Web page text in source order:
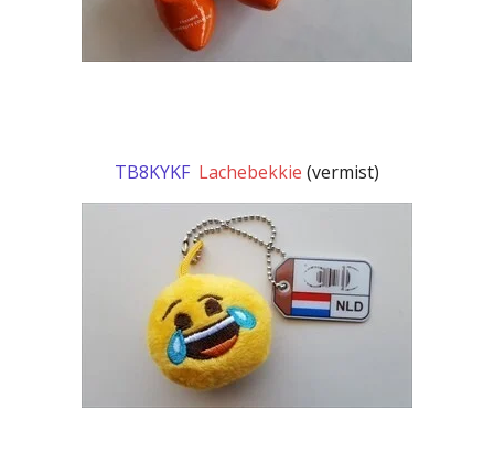
TB8KYKF Lachebekkie (vermist)